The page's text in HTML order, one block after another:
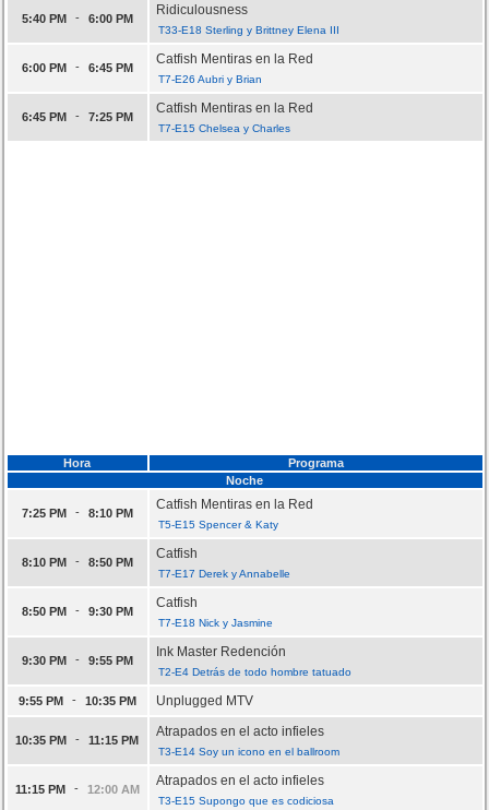
5:40 PM - 6:00 PM
Ridiculousness
T33-E18 Sterling y Brittney Elena III
6:00 PM - 6:45 PM
Catfish Mentiras en la Red
T7-E26 Aubri y Brian
6:45 PM - 7:25 PM
Catfish Mentiras en la Red
T7-E15 Chelsea y Charles
Hora
Programa
Noche
7:25 PM - 8:10 PM
Catfish Mentiras en la Red
T5-E15 Spencer & Katy
8:10 PM - 8:50 PM
Catfish
T7-E17 Derek y Annabelle
8:50 PM - 9:30 PM
Catfish
T7-E18 Nick y Jasmine
9:30 PM - 9:55 PM
Ink Master Redención
T2-E4 Detrás de todo hombre tatuado
9:55 PM - 10:35 PM Unplugged MTV
10:35 PM - 11:15 PM
Atrapados en el acto infieles
T3-E14 Soy un icono en el ballroom
11:15 PM - 12:00 AM
Atrapados en el acto infieles
T3-E15 Supongo que es codiciosa